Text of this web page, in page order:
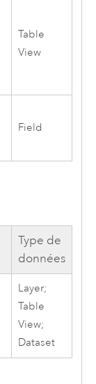
Table
View
Field
Type de
données
Layer;
Table
View;
Dataset